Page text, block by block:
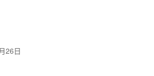
26日